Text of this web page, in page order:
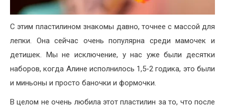
С этим пластилином знакомы давно, точнее с массой для
лепки. Она сейчас очень популярна среди мамочек и
детишек. Мы не исключение, у нас уже были десятки
наборов, когда Алине исполнилось 1,5-2 годика, это были
и миньоны и просто баночки и формочки.
В целом не очень любила этот пластилин за то, что после